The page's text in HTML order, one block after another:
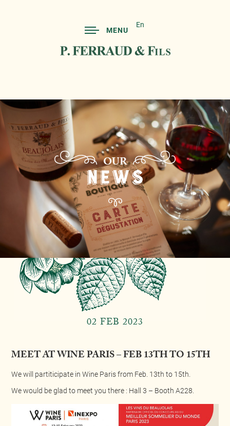
MENU
En
OUR
NEWS
02 FEB 2023
MEET AT WINE PARIS – FEB 13TH TO 15TH
We will partiticipate in Wine Paris from Feb. 13th to 15th.
We would be glad to meet you there : Hall 3 – Booth A228.